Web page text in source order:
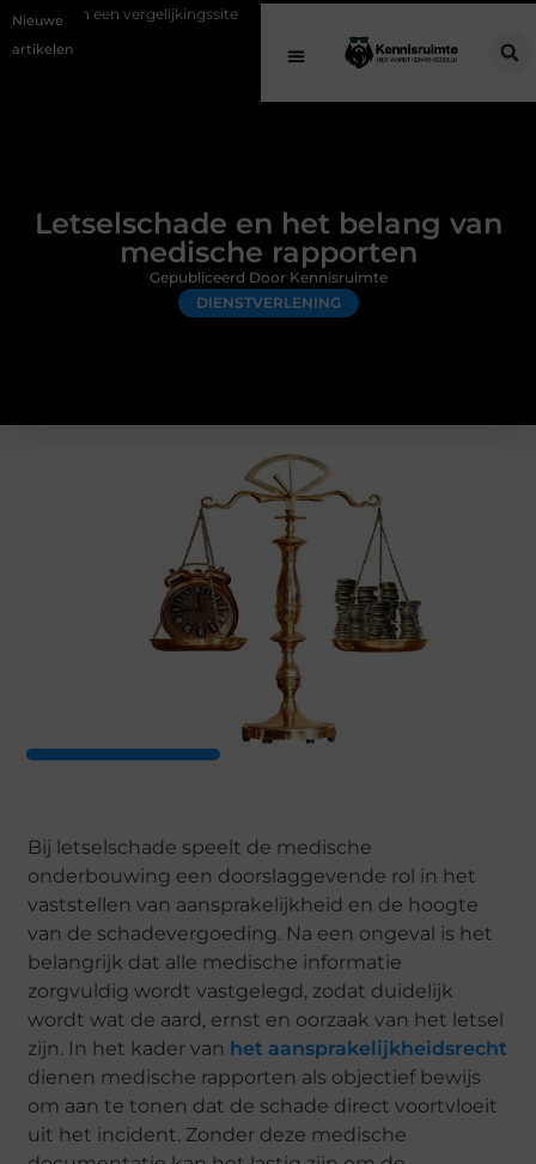
Nieuwe
artikelen
Schenking aan een goed doel: waarom geven
Letselschade en het belang van
medische rapporten
DIENSTVERLENING
Gepubliceerd Door Kennisruimte
Bij letselschade speelt de medische
onderbouwing een doorslaggevende rol in het
vaststellen van aansprakelijkheid en de hoogte
van de schadevergoeding. Na een ongeval is het
belangrijk dat alle medische informatie
zorgvuldig wordt vastgelegd, zodat duidelijk
wordt wat de aard, ernst en oorzaak van het letsel
zijn. In het kader van het aansprakelijkheidsrecht
dienen medische rapporten als objectief bewijs
om aan te tonen dat de schade direct voortvloeit
uit het incident. Zonder deze medische